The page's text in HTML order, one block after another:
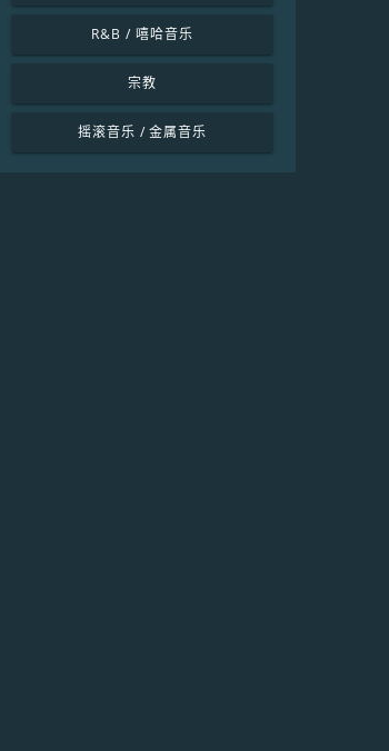
R&B / 嘻哈音乐
宗教
摇滚音乐 / 金属音乐